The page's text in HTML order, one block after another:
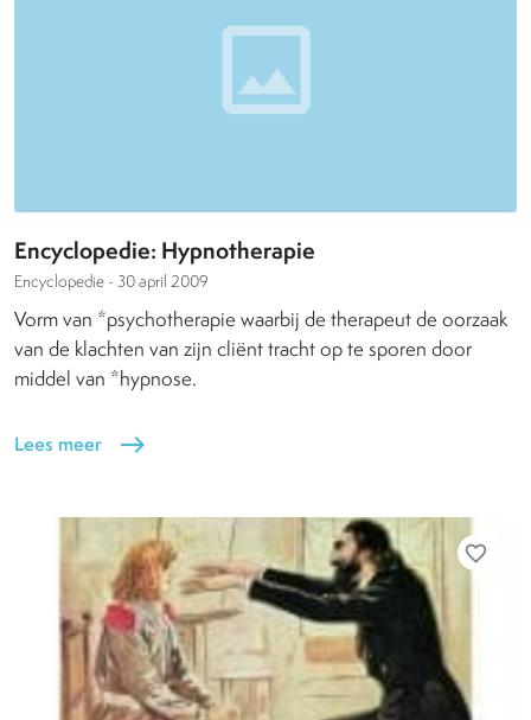
Encyclopedie: Hypnotherapie
Encyclopedie - 30 april 2009
Vorm van *psychotherapie waarbij de therapeut de oorzaak
van de klachten van zijn cliënt tracht op te sporen door
middel van *hypnose.
Lees meer east
favorite_border